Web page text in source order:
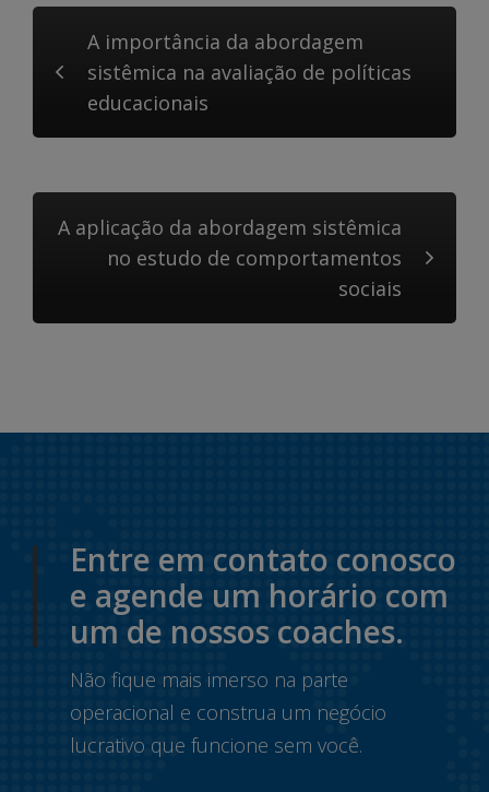
A importância da abordagem
sistêmica na avaliação de políticas
educacionais
A aplicação da abordagem sistêmica
no estudo de comportamentos
sociais
Entre em contato conosco
e agende um horário com
um de nossos coaches.
Não fique mais imerso na parte
operacional e construa um negócio
lucrativo que funcione sem você.